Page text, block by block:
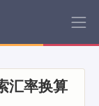
汇率换算